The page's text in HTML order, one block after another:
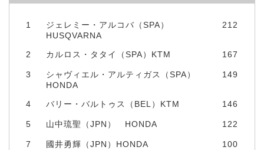
1
ジェレミー・アルコバ（SPA）
HUSQVARNA
212
2 カルロス・タタイ（SPA）KTM 167
3
シャヴィエル・アルティガス（SPA）
HONDA
149
4 バリー・バルトゥス（BEL）KTM 146
5 山中琉聖（JPN） HONDA 122
7 國井勇輝（JPN）HONDA 100